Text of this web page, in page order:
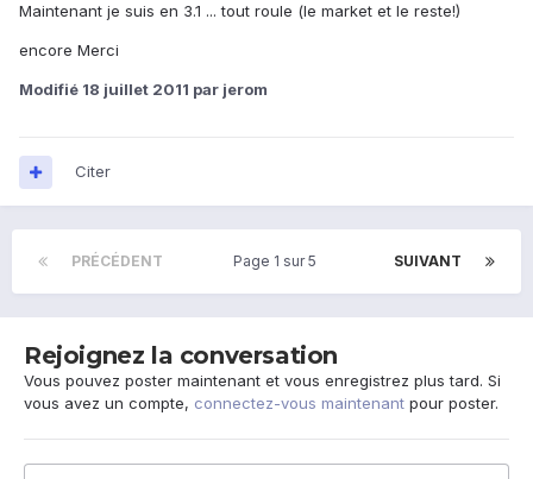
Maintenant je suis en 3.1 ... tout roule (le market et le reste!)
encore Merci
Modifié 18 juillet 2011 par jerom
Citer
PRÉCÉDENT SUIVANT
Page 1 sur 5
Rejoignez la conversation
Vous pouvez poster maintenant et vous enregistrez plus tard. Si
vous avez un compte, connectez-vous maintenant pour poster.